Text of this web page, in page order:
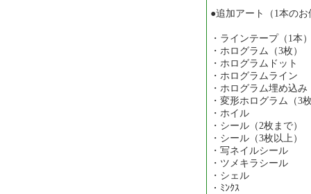
●追加アート（1本の
・ラインテープ（
・ホログラム（3
・ホログラムド
・ホログラムラ
・ホログラム埋め
・変形ホログラム（3
・ホイル
・シール（2枚ま
・シール（3枚以
・写ネイルシー
・ツメキラシー
・シェル
・ﾐﾝｸｽ …